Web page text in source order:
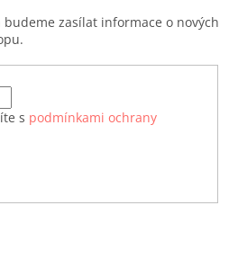
zasílat informace o nových
s podmínkami ochrany